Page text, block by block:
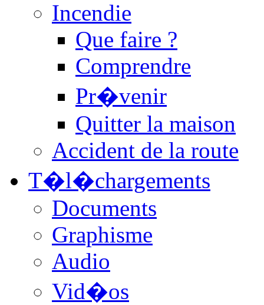
Incendie
Que faire ?
Comprendre
Pr�venir
Quitter la maison
Accident de la route
T�l�chargements
Documents
Graphisme
Audio
Vid�os